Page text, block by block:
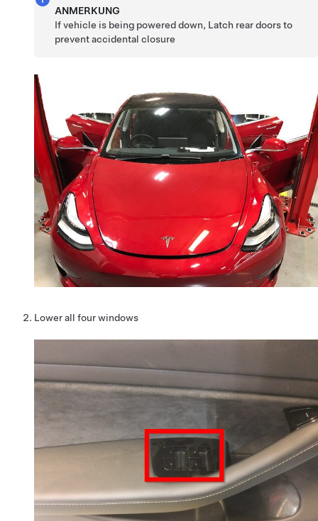
ANMERKUNG
If vehicle is being powered down, Latch rear doors to
prevent accidental closure
Lower all four windows